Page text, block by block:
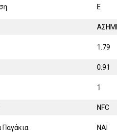
E
ΑΣΗΜΙ
1.79
0.91
1
NFC
Παγάκια ΝΑΙ